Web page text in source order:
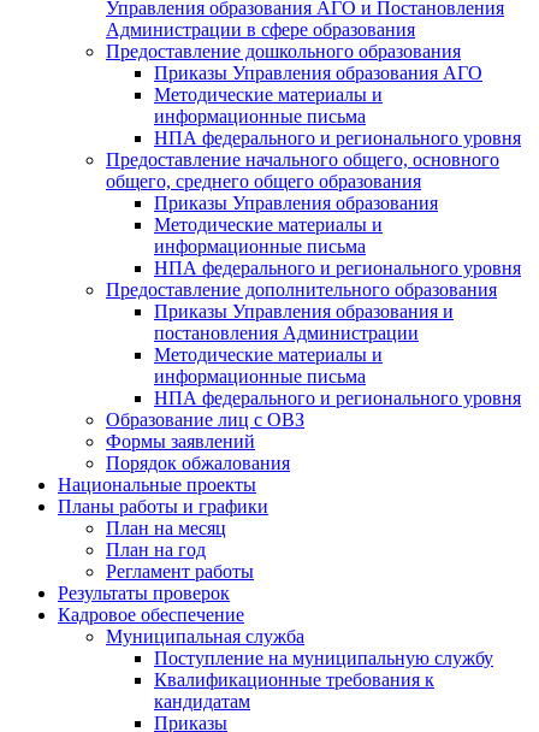
Управления образования АГО и Постановления
Администрации в сфере образования
Предоставление дошкольного образования
Приказы Управления образования АГО
Методические материалы и
информационные письма
НПА федерального и регионального уровня
Предоставление начального общего, основного
общего, среднего общего образования
Приказы Управления образования
Методические материалы и
информационные письма
НПА федерального и регионального уровня
Предоставление дополнительного образования
Приказы Управления образования и
постановления Администрации
Методические материалы и
информационные письма
НПА федерального и регионального уровня
Образование лиц с ОВЗ
Формы заявлений
Порядок обжалования
Национальные проекты
Планы работы и графики
План на месяц
План на год
Регламент работы
Результаты проверок
Кадровое обеспечение
Муниципальная служба
Поступление на муниципальную службу
Квалификационные требования к
кандидатам
Приказы